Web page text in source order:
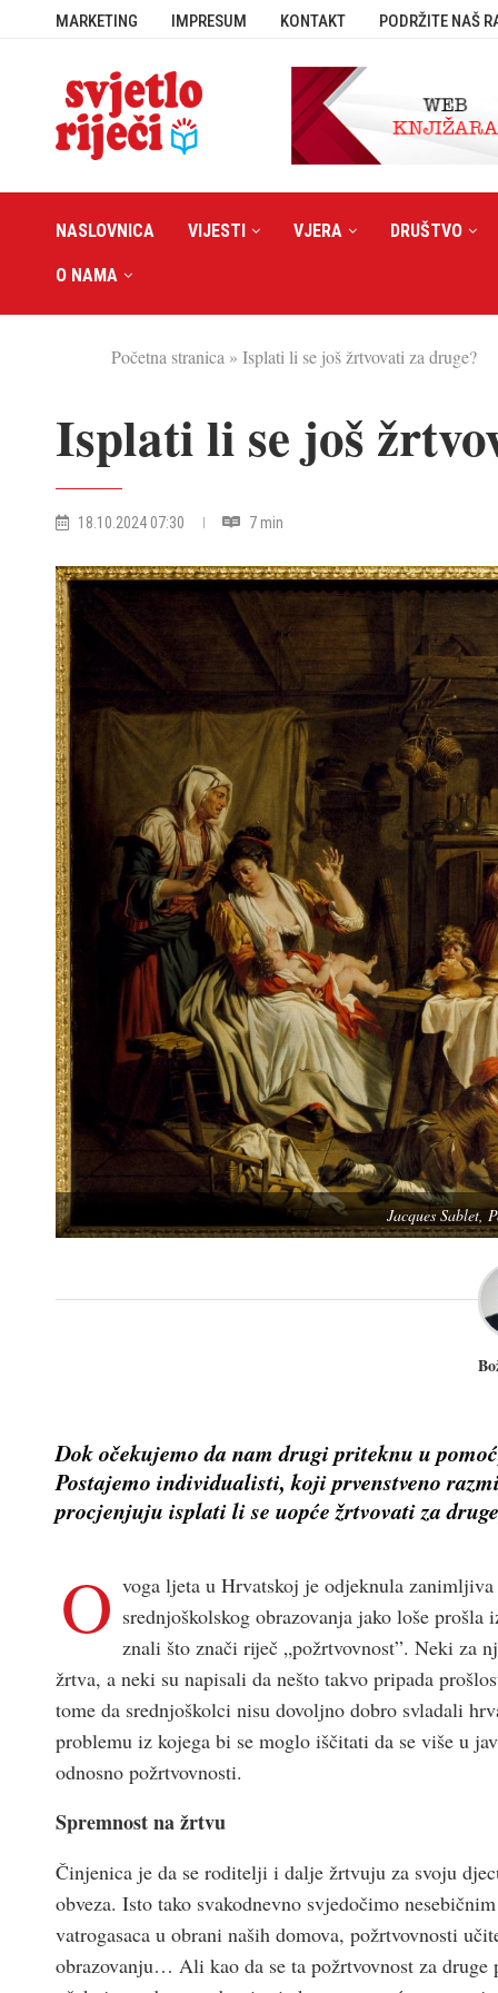
MARKETING IMPRESUM KONTAKT PODRŽITE NAŠ
NASLOVNICA VIJESTI VJERA DRUŠTVO
O NAMA
Početna stranica » Isplati li se još žrtvovati za druge?
Isplati li se još
18.10.2024 07:30 7 min
Jacques Sablet,
Dok očekujemo da nam drugi priteknu u
Postajemo individualisti, koji prvenstveno
procjenjuju isplati li se uopće žrtvovati za
O voga ljeta u Hrvatskoj je odjeknula
srednjoškolskog obrazovanja jako loše
znali što znači riječ „požrtvovnost”. Neki za
žrtva, a neki su napisali da nešto takvo pripada
tome da srednjoškolci nisu dovoljno dobro svladali
problemu iz kojega bi se moglo iščitati da se više u
odnosno požrtvovnosti.
Spremnost na žrtvu
Činjenica je da se roditelji i dalje žrtvuju za svoju
obveza. Isto tako svakodnevno svjedočimo
vatrogasaca u obrani naših domova, požrtvovnosti
obrazovanju… Ali kao da se ta požrtvovnost za